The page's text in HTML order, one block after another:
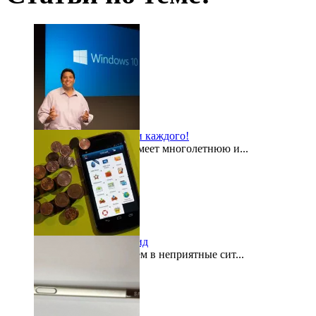
Windows 10 для всех и каждого!
Компания Microsoft имеет многолетнюю и...
2015-08-03
«Кошелек» на Андроид
Как часто мы попадаем в неприятные сит...